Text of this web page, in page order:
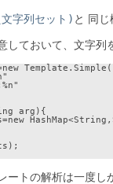
字列セット) と 同
しておいて、文字列
Template.Simple(
arg){
ートの解析は一度